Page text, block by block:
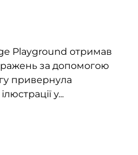
Playground отримав
за допомогою
привернула
у...